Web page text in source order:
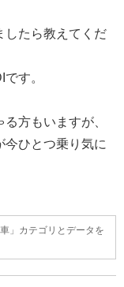
したら教えてくだ
す。
方もいますが、
今ひとつ乗り気に
」カテゴリとデータを